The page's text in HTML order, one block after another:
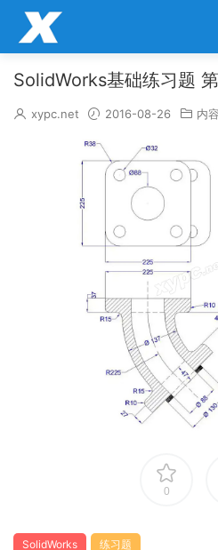
SolidWorks基础练习题
xypc.net 2016-08-26 内
0
SolidWorks 练习题